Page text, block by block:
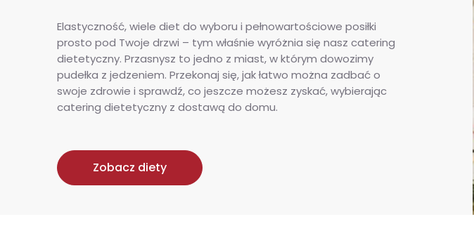
Elastyczność, wiele diet do wyboru i pełnowartościowe posiłki
prosto pod Twoje drzwi – tym właśnie wyróżnia się nasz catering
dietetyczny. Przasnysz to jedno z miast, w którym dowozimy
pudełka z jedzeniem. Przekonaj się, jak łatwo można zadbać o
swoje zdrowie i sprawdź, co jeszcze możesz zyskać, wybierając
catering dietetyczny z dostawą do domu.
Zobacz diety